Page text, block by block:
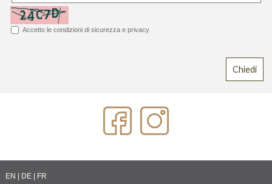
Accetto le condizioni di sicurezza e privacy
EN DE|
FR